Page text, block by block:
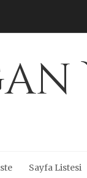
Sayfa Listesi